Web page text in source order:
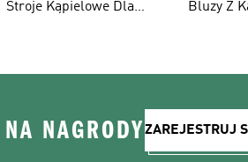
Stroje Kąpielowe Dla
Bluzy Z
NAGRODYZAREJESTRUJ